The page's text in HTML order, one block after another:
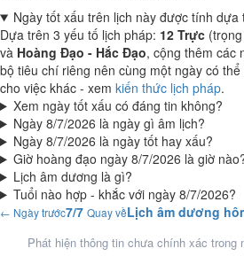
Ngày tốt xấu trên lịch này được tính dựa
Dựa trên 3 yếu tố lịch pháp: 12 Trực
và Hoàng Đạo - Hắc Đạo, cộng thêm các
bộ tiêu chí riêng nên cùng một ngày có
cho việc khác - xem kiến thức lịch pháp.
Xem ngày tốt xấu có đáng tin không?
Ngày 8/7/2026 là ngày gì âm lịch?
Ngày 8/7/2026 là ngày tốt hay xấu?
Giờ hoàng đạo ngày 8/7/2026 là giờ
Lịch âm dương là gì?
Tuổi nào hợp - khắc với ngày 8/7/2026?
← Ngày trước7/7 Quay vềLịch âm dương
Phát hiện thông tin chưa chính xác trong